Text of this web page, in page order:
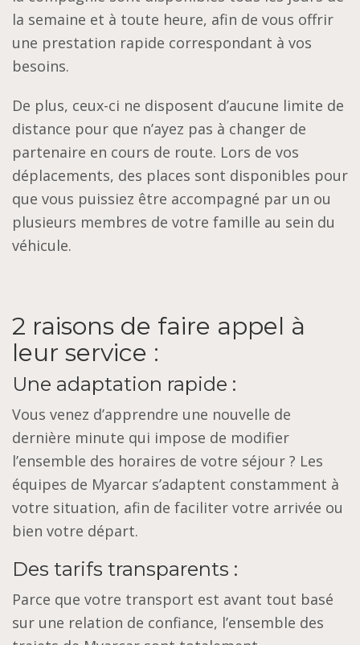
la semaine et à toute heure, afin de vous offrir
une prestation rapide correspondant à vos
besoins.
De plus, ceux-ci ne disposent d’aucune limite de
distance pour que n’ayez pas à changer de
partenaire en cours de route. Lors de vos
déplacements, des places sont disponibles pour
que vous puissiez être accompagné par un ou
plusieurs membres de votre famille au sein du
véhicule.
2 raisons de faire appel à
leur service :
Une adaptation rapide :
Vous venez d’apprendre une nouvelle de
dernière minute qui impose de modifier
l’ensemble des horaires de votre séjour ? Les
équipes de Myarcar s’adaptent constamment à
votre situation, afin de faciliter votre arrivée ou
bien votre départ.
Des tarifs transparents :
Parce que votre transport est avant tout basé
sur une relation de confiance, l’ensemble des